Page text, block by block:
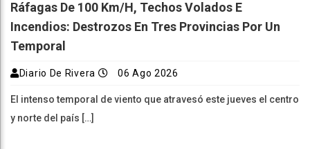
Ráfagas De 100 Km/h, Techos Volados E
Incendios: Destrozos En Tres Provincias Por Un
Temporal
Diario De Rivera 06 Ago 2026
El intenso temporal de viento que atravesó este jueves el centro
y norte del país […]